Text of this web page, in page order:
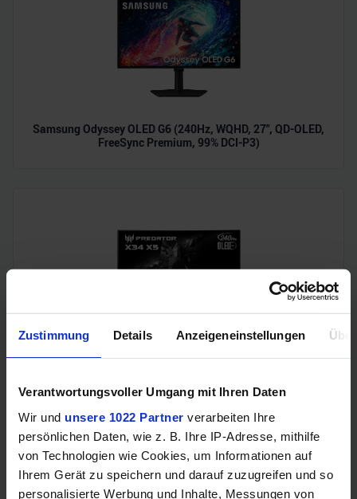
Zustimmung Details Anzeigeneinstellungen
Verantwortungsvoller Umgang mit Ihren Daten
Wir und unsere 1022 Partner verarbeiten Ihre
persönlichen Daten, wie z. B. Ihre IP-Adresse, mithilfe
von Technologien wie Cookies, um Informationen auf
Ihrem Gerät zu speichern und darauf zuzugreifen und so
personalisierte Werbung und Inhalte, Messungen von
Samsung Odyssey OLED G6 (240Hz, WQHD, 27", QD-OLED,
FreeSync Premium, 99% DCI-P3)